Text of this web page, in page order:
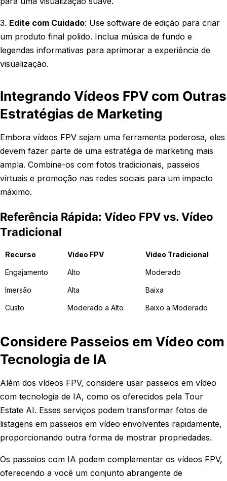
3. Edite com Cuidado: Use software de edição para criar
um produto final polido. Inclua música de fundo e
legendas informativas para aprimorar a experiência de
visualização.
Integrando Vídeos FPV com Outras
Estratégias de Marketing
Embora vídeos FPV sejam uma ferramenta poderosa, eles
devem fazer parte de uma estratégia de marketing mais
ampla. Combine-os com fotos tradicionais, passeios
virtuais e promoção nas redes sociais para um impacto
máximo.
Referência Rápida: Vídeo FPV vs. Vídeo
Tradicional
Recurso Vídeo FPV Vídeo Tradicional
Engajamento Alto Moderado
Imersão Alta Baixa
Custo Moderado a Alto Baixo a Moderado
Considere Passeios em Vídeo com
Tecnologia de IA
Além dos vídeos FPV, considere usar passeios em vídeo
com tecnologia de IA, como os oferecidos pela Tour
Estate AI. Esses serviços podem transformar fotos de
listagens em passeios em vídeo envolventes rapidamente,
proporcionando outra forma de mostrar propriedades.
Os passeios com IA podem complementar os vídeos FPV,
oferecendo a você um conjunto abrangente de